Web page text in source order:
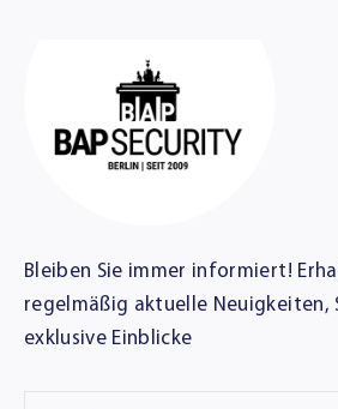
Bleiben Sie immer informiert!
regelmäßig aktuelle Neuigkeiten,
exklusive Einblicke